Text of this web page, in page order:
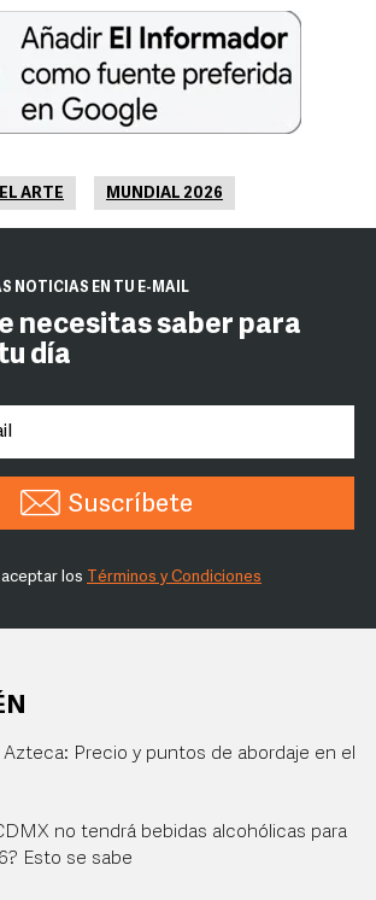
ARTE MUNDIAL 2026
NOTICIAS EN TU E-MAIL
necesitas saber para
día
Suscríbete
los Términos y Condiciones
Azteca: Precio y puntos de abordaje en el
no tendrá bebidas alcohólicas para
Esto se sabe